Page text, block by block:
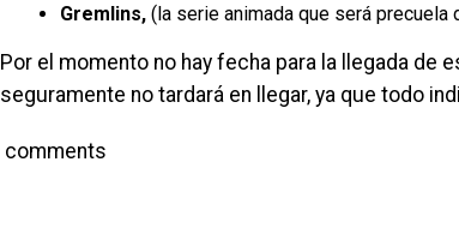
Gremlins, (la serie animada que será precuela
Por el momento no hay fecha para la llegada de
seguramente no tardará en llegar, ya que todo
comments